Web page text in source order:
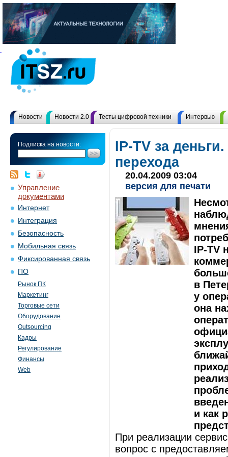
Новости Новости 2.0 Тесты цифровой техники Интервью
Подписка на новости:
Управление
документами
Интернет
Интеграция
Безопасность
Мобильная связь
Фиксированная связь
ПО
Рынок ПК
Маркетинг
Торговые сети
Оборудование
Outsourcing
Кадры
Регулирование
Финансы
Web
IP-TV за
перехода
20.04.2009 03:04
версия для печати
IP-TV
в
у
она
и как
При реализации
вопрос с